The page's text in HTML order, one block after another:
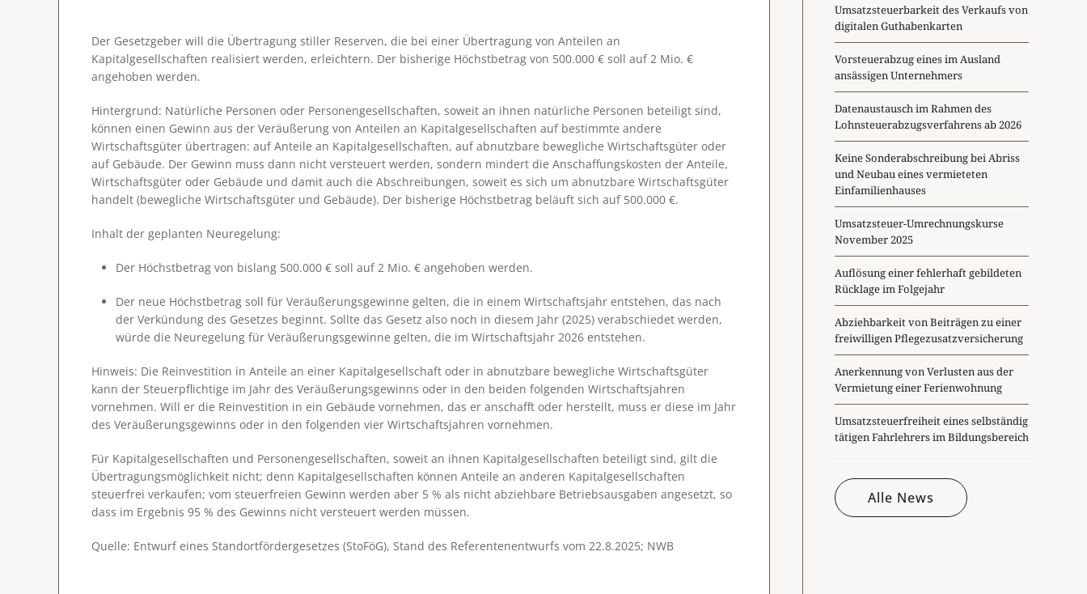
Der Gesetzgeber will die Übertragung stiller Reserven, die bei einer Übertragung von Anteilen an
Kapitalgesellschaften realisiert werden, erleichtern. Der bisherige Höchstbetrag von 500.000 € soll auf 2 Mio. €
angehoben werden.
Hintergrund: Natürliche Personen oder Personengesellschaften, soweit an ihnen natürliche Personen beteiligt sind,
können einen Gewinn aus der Veräußerung von Anteilen an Kapitalgesellschaften auf bestimmte andere
Wirtschaftsgüter übertragen: auf Anteile an Kapitalgesellschaften, auf abnutzbare bewegliche Wirtschaftsgüter oder
auf Gebäude. Der Gewinn muss dann nicht versteuert werden, sondern mindert die Anschaffungskosten der Anteile,
Wirtschaftsgüter oder Gebäude und damit auch die Abschreibungen, soweit es sich um abnutzbare Wirtschaftsgüter
handelt (bewegliche Wirtschaftsgüter und Gebäude). Der bisherige Höchstbetrag beläuft sich auf 500.000 €.
Inhalt der geplanten Neuregelung:
Der Höchstbetrag von bislang 500.000 € soll auf 2 Mio. € angehoben werden.
Der neue Höchstbetrag soll für Veräußerungsgewinne gelten, die in einem Wirtschaftsjahr entstehen, das nach
der Verkündung des Gesetzes beginnt. Sollte das Gesetz also noch in diesem Jahr (2025) verabschiedet werden,
würde die Neuregelung für Veräußerungsgewinne gelten, die im Wirtschaftsjahr 2026 entstehen.
Hinweis: Die Reinvestition in Anteile an einer Kapitalgesellschaft oder in abnutzbare bewegliche Wirtschaftsgüter
kann der Steuerpflichtige im Jahr des Veräußerungsgewinns oder in den beiden folgenden Wirtschaftsjahren
vornehmen. Will er die Reinvestition in ein Gebäude vornehmen, das er anschafft oder herstellt, muss er diese im Jahr
des Veräußerungsgewinns oder in den folgenden vier Wirtschaftsjahren vornehmen.
Für Kapitalgesellschaften und Personengesellschaften, soweit an ihnen Kapitalgesellschaften beteiligt sind, gilt die
Übertragungsmöglichkeit nicht; denn Kapitalgesellschaften können Anteile an anderen Kapitalgesellschaften
steuerfrei verkaufen; vom steuerfreien Gewinn werden aber 5 % als nicht abziehbare Betriebsausgaben angesetzt, so
dass im Ergebnis 95 % des Gewinns nicht versteuert werden müssen.
Quelle: Entwurf eines Standortfördergesetzes (StoFöG), Stand des Referentenentwurfs vom 22.8.2025; NWB
Umsatzsteuerbarkeit des Verkaufs von
digitalen Guthabenkarten
Vorsteuerabzug eines im Ausland
ansässigen Unternehmers
Datenaustausch im Rahmen des
Lohnsteuerabzugsverfahrens ab 2026
Keine Sonderabschreibung bei Abriss
und Neubau eines vermieteten
Einfamilienhauses
Umsatzsteuer-Umrechnungskurse
November 2025
Auflösung einer fehlerhaft gebildeten
Rücklage im Folgejahr
Abziehbarkeit von Beiträgen zu einer
freiwilligen Pflegezusatzversicherung
Anerkennung von Verlusten aus der
Vermietung einer Ferienwohnung
Umsatzsteuerfreiheit eines selbständig
tätigen Fahrlehrers im Bildungsbereich
Alle News